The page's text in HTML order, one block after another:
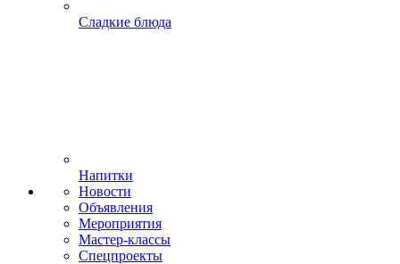
Сладкие блюда
Напитки
Новости
Объявления
Мероприятия
Мастер-классы
Спецпроекты